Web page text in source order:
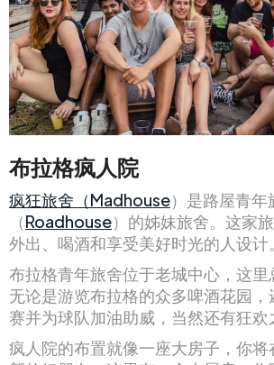
布拉格疯人院
疯狂旅舍（Madhouse）是路屋青年
（Roadhouse）的姊妹旅舍。这家
外出、喝酒和享受美好时光的人设计。
布拉格青年旅舍位于老城中心，这里
无论是游览布拉格的众多啤酒花园
赛并为球队加油助威，当然还有狂欢
疯人院的布置就像一座大房子，你